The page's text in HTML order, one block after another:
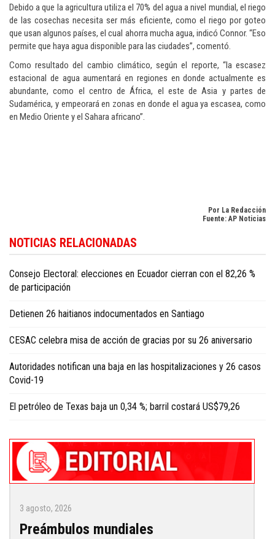
Debido a que la agricultura utiliza el 70% del agua a nivel mundial, el riego
de las cosechas necesita ser más eficiente, como el riego por goteo
que usan algunos países, el cual ahorra mucha agua, indicó Connor. “Eso
permite que haya agua disponible para las ciudades”, comentó.
Como resultado del cambio climático, según el reporte, “la escasez
estacional de agua aumentará en regiones en donde actualmente es
abundante, como el centro de África, el este de Asia y partes de
Sudamérica, y empeorará en zonas en donde el agua ya escasea, como
en Medio Oriente y el Sahara africano”.
Por La Redacción
Fuente: AP Noticias
Dominicana, consulteDominican Republic news in English
NOTICIAS RELACIONADAS
Consejo Electoral: elecciones en Ecuador cierran con el 82,26 %
de participación
Detienen 26 haitianos indocumentados en Santiago
CESAC celebra misa de acción de gracias por su 26 aniversario
Autoridades notifican una baja en las hospitalizaciones y 26 casos
Covid-19
El petróleo de Texas baja un 0,34 %; barril costará US$79,26
3 agosto, 2026
Preámbulos mundiales